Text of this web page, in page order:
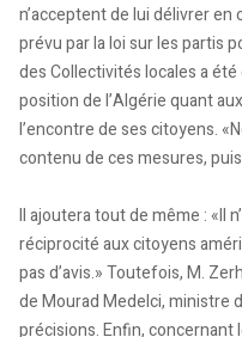
n’acceptent de lui délivrer
prévu par la loi sur les partis
des Collectivités locales a
position de l’Algérie quant
l’encontre de ses citoyens.
contenu de ces mesures,
Il ajoutera tout de même : «Il
réciprocité aux citoyens
pas d’avis.» Toutefois, M.
de Mourad Medelci, ministre
précisions. Enfin,